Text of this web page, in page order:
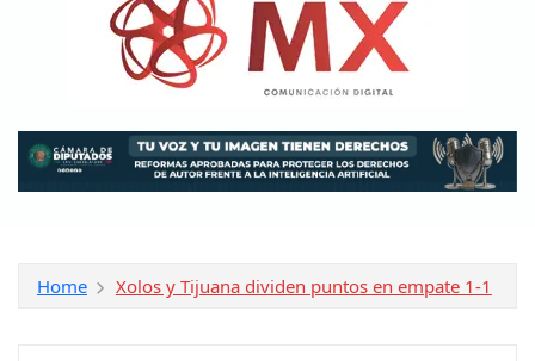
Home Xolos y Tijuana dividen puntos en empate 1-1